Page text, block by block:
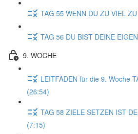
TAG 55 WENN DU ZU VIEL
TAG 56 DU BIST DEINE
9. WOCHE
LEITFADEN für die 9. Woche
(26:54)
TAG 58 ZIELE SETZEN IST
(7:15)